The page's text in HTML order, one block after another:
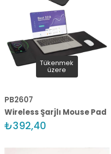
Wireless Şarjlı Mouse Pad
PB2607
₺392,40
Tükenmek
üzere